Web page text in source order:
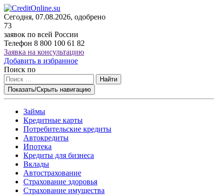
Сегодня, 07.08.2026, одобрено
73
заявок по всей России
Телефон 8 800 100 61 82
Заявка на консультацию
Добавить в избранное
Поиск по
Найти
Показать/Скрыть навигацию
Займы
Кредитные карты
Потребительские кредиты
Автокредиты
Ипотека
Кредиты для бизнеса
Вклады
Автострахование
Страхование здоровья
Страхование имущества